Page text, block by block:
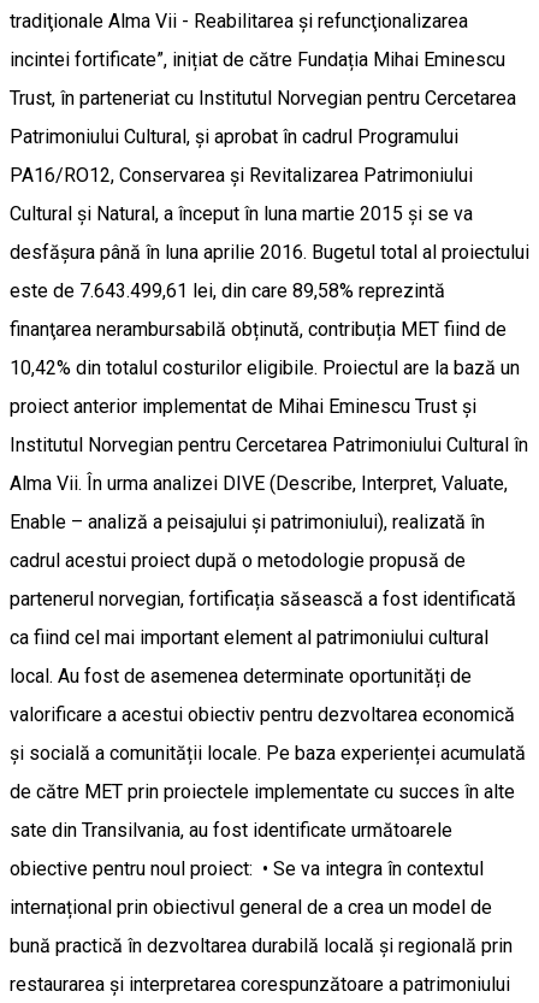
tradiţionale Alma Vii - Reabilitarea și refuncţionalizarea
incintei fortificate”, inițiat de către Fundația Mihai Eminescu
Trust, în parteneriat cu Institutul Norvegian pentru Cercetarea
Patrimoniului Cultural, și aprobat în cadrul Programului
PA16/RO12, Conservarea și Revitalizarea Patrimoniului
Cultural și Natural, a început în luna martie 2015 și se va
desfășura până în luna aprilie 2016. Bugetul total al proiectului
este de 7.643.499,61 lei, din care 89,58% reprezintă
finanţarea nerambursabilă obținută, contribuția MET fiind de
10,42% din totalul costurilor eligibile. Proiectul are la bază un
proiect anterior implementat de Mihai Eminescu Trust și
Institutul Norvegian pentru Cercetarea Patrimoniului Cultural în
Alma Vii. În urma analizei DIVE (Describe, Interpret, Valuate,
Enable – analiză a peisajului și patrimoniului), realizată în
cadrul acestui proiect după o metodologie propusă de
partenerul norvegian, fortificația săsească a fost identificată
ca fiind cel mai important element al patrimoniului cultural
local. Au fost de asemenea determinate oportunități de
valorificare a acestui obiectiv pentru dezvoltarea economică
și socială a comunității locale. Pe baza experienței acumulată
de către MET prin proiectele implementate cu succes în alte
sate din Transilvania, au fost identificate următoarele
obiective pentru noul proiect: • Se va integra în contextul
internațional prin obiectivul general de a crea un model de
bună practică în dezvoltarea durabilă locală și regională prin
restaurarea și interpretarea corespunzătoare a patrimoniului